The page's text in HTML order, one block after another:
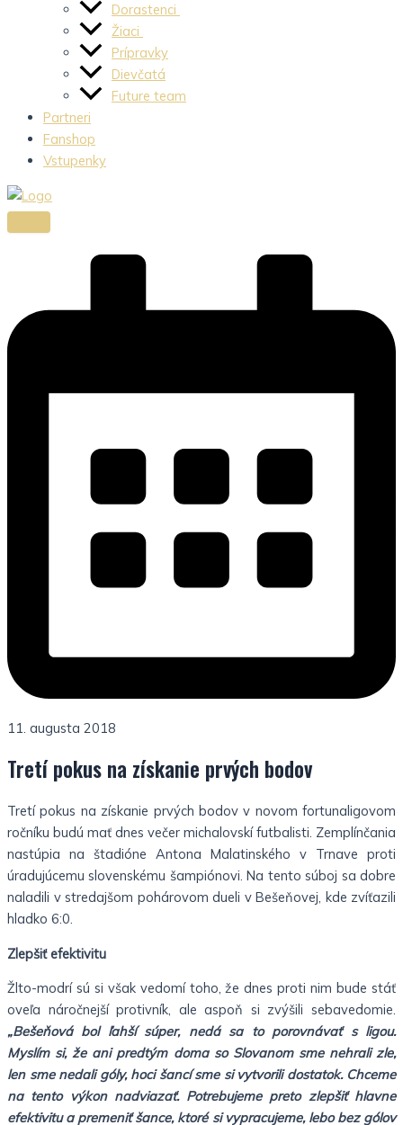
Dorastenci
Žiaci
Prípravky
Dievčatá
Future team
Partneri
Fanshop
Vstupenky
11. augusta 2018
Tretí pokus na získanie prvých bodov
Tretí pokus na získanie prvých bodov v novom fortunaligovom
ročníku budú mať dnes večer michalovskí futbalisti. Zemplínčania
nastúpia na štadióne Antona Malatinského v Trnave proti
úradujúcemu slovenskému šampiónovi. Na tento súboj sa dobre
naladili v stredajšom pohárovom dueli v Bešeňovej, kde zvíťazili
hladko 6:0.
Zlepšiť efektivitu
Žlto-modrí sú si však vedomí toho, že dnes proti nim bude stáť
oveľa náročnejší protivník, ale aspoň si zvýšili sebavedomie.
„Bešeňová bol ľahší súper, nedá sa to porovnávať s ligou.
Myslím si, že ani predtým doma so Slovanom sme nehrali zle,
len sme nedali góly, hoci šancí sme si vytvorili dostatok. Chceme
na tento výkon nadviazať. Potrebujeme preto zlepšiť hlavne
efektivitu a premeniť šance, ktoré si vypracujeme, lebo bez gólov